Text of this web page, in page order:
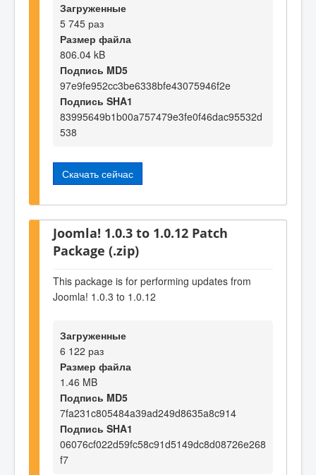
Загруженные
5 745 раз
Размер файла
806.04 kB
Подпись MD5
97e9fe952cc3be6338bfe43075946f2e
Подпись SHA1
83995649b1b00a757479e3fe0f46dac95532d
538
Скачать сейчас
Joomla! 1.0.3 to 1.0.12 Patch
Package (.zip)
This package is for performing updates from
Joomla! 1.0.3 to 1.0.12
Загруженные
6 122 раз
Размер файла
1.46 MB
Подпись MD5
7fa231c805484a39ad249d8635a8c914
Подпись SHA1
06076cf022d59fc58c91d5149dc8d08726e268
f7